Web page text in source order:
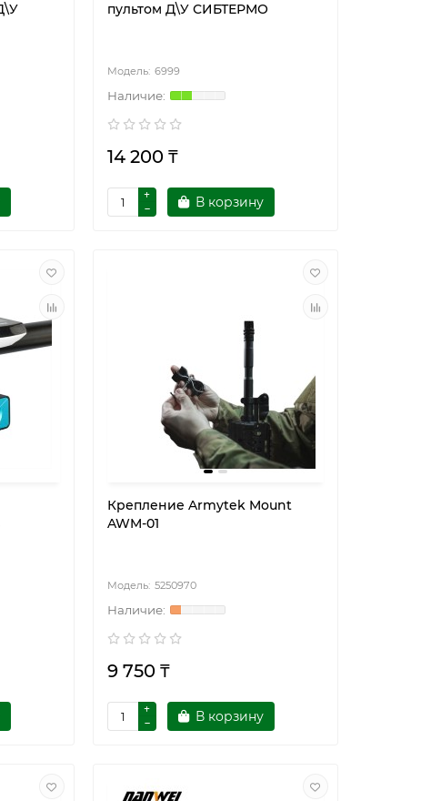
пультом Д\У СИБТЕРМО
6999
14 200 ₸
В корзину
Крепление Armytek Mount
AWM-01
5250970
9 750 ₸
В корзину